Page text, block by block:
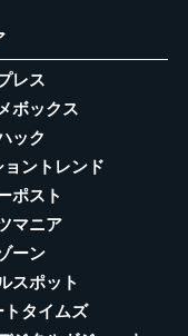
レス
ボックス
ック
ントレンド
ポスト
マニア
ーン
スポット
トタイムズ